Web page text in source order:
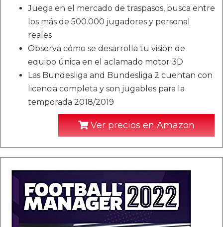
Juega en el mercado de traspasos, busca entre
los más de 500.000 jugadores y personal
reales
Observa cómo se desarrolla tu visión de
equipo única en el aclamado motor 3D
Las Bundesliga and Bundesliga 2 cuentan con
licencia completa y son jugables para la
temporada 2018/2019
Ver precios en Amazon